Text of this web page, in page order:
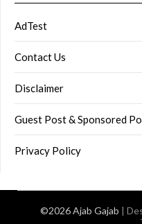
AdTest
Contact Us
Disclaimer
Guest Post & Sponsored
Privacy Policy
©2026 Ajab Gajab |